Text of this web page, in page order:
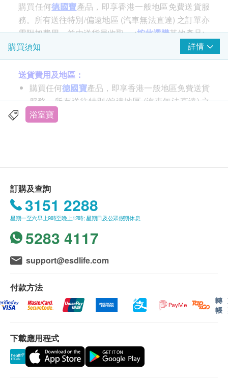
購買任何德國寶產品，即享香港一般地區免費送貨服
務。所有送往特別/偏遠地區 (汽車無法直達) 之訂單亦
需附加費用，並由送貨員收取。<按此選購其他產品>
可掛鈎﹑掛牆﹑座檯，易裝易拆，隨心移動
兩段暖風模式配合吹風功能
適用於浴室、嬰兒房及辦公室等
PTC高效發熱技術，快速製暖，慳電節能
特設低風速環保模式
購買須知 詳情
送貨費用及地區：
購買任何德國寶產品，即享香港一般地區免費送貨
服務。所有送往特別/偏遠地區 (汽車無法直達) 之
訂單亦需附加費用，並由送貨員收取。
商品會於訂單確認付款後5個工作天由德國寶派
送，送貨時間為星期一至五(公眾假期除外)，上午
9 時至下午 6 時。(客服電郵：
repairs@germanpool.com)
送貨服務有可能因天氣、交通、地區或其他因素而
暫停或延期，送貨時間將會另作安排。
如商品已到達收貨地址而沒有人簽收，德國寶可再
次安排送貨服務，但顧客必須再支付實際運費及特
別地區附加費用。
如 10 個工作天後德國寶仍未能聯絡上顧客，該訂
費用後，安排餘額退款。
所有訂單須視乎相關貨品的供應情況再作最後確
認。倘若德國寶未能提供閣下訂單上之任何產品或
浴室寶
訂購及查詢
3151 2288
星期一至六早上9時至晚上12時; 星期日及公眾假期休息
5283 4117
support@esdlife.com
付款方法
轉
帳
下載應用程式